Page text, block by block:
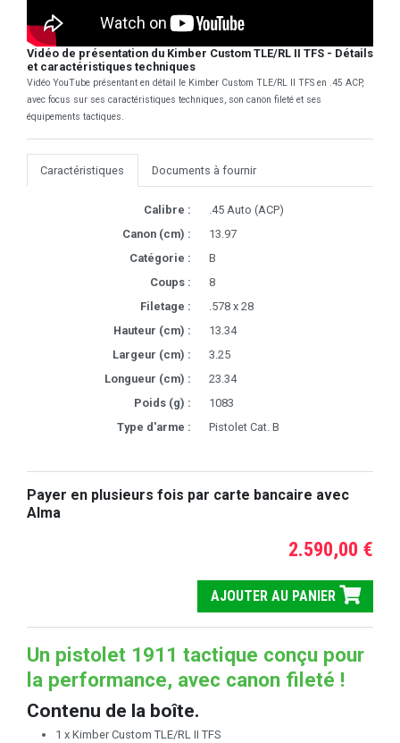
Vidéo de présentation du Kimber Custom TLE/RL II TFS - Détails
et caractéristiques techniques
Vidéo YouTube présentant en détail le Kimber Custom TLE/RL II TFS en .45 ACP,
avec focus sur ses caractéristiques techniques, son canon fileté et ses
équipements tactiques.
Caractéristiques Documents à fournir
Calibre :
.45 Auto (ACP)
Canon (cm) :
13.97
Catégorie :
B
Coups :
8
Filetage :
.578 x 28
Hauteur (cm) :
13.34
Largeur (cm) :
3.25
Longueur (cm) :
23.34
Poids (g) :
1083
Type d'arme :
Pistolet Cat. B
Payer en plusieurs fois par carte bancaire avec
Alma
2.590,00 €
AJOUTER AU PANIER
Un pistolet 1911 tactique conçu pour
la performance, avec canon fileté !
Contenu de la boîte.
1 x Kimber Custom TLE/RL II TFS